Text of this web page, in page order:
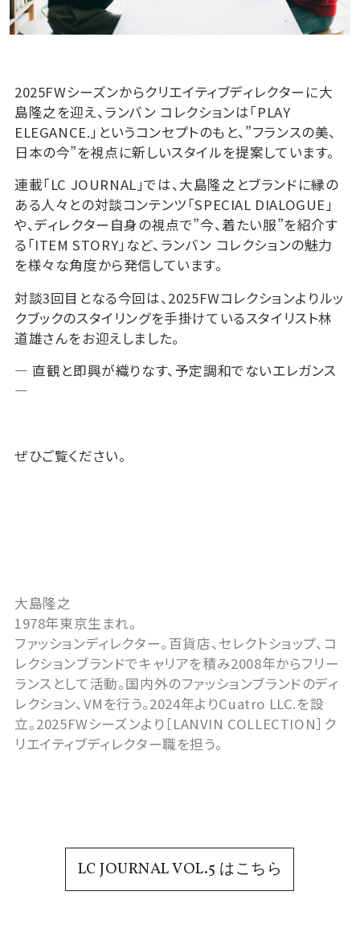
2025FWシーズンからクリエイティブディレクターに大
島隆之を迎え、ランバン コレクションは「PLAY
ELEGANCE.」というコンセプトのもと、”フランスの美、
日本の今”を視点に新しいスタイルを提案しています。
連載「LC JOURNAL」では、大島隆之とブランドに縁の
ある人々との対談コンテンツ「SPECIAL DIALOGUE」
や、ディレクター自身の視点で”今、着たい服”を紹介す
る「ITEM STORY」など、ランバン コレクションの魅力
を様々な角度から発信しています。
対談3回目となる今回は、2025FWコレクションよりルッ
クブックのスタイリングを手掛けているスタイリスト林
道雄さんをお迎えしました。
― 直観と即興が織りなす、予定調和でないエレガンス
―
ぜひご覧ください。
大島隆之
1978年東京生まれ。
ファッションディレクター。百貨店、セレクトショップ、コ
レクションブランドでキャリアを積み2008年からフリー
ランスとして活動。国内外のファッションブランドのディ
レクション、VMを行う。2024年よりCuatro LLC.を設
立。2025FWシーズンより［LANVIN COLLECTION］ク
リエイティブディレクター職を担う。
LC JOURNAL VOL.5 はこちら